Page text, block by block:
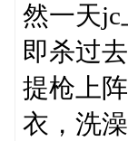
然一天jc
即杀过
提枪上
衣，洗